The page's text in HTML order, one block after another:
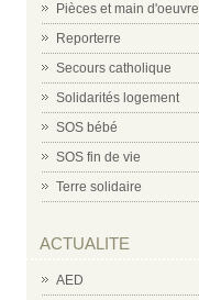
Pièces et main d'oeuvre
Reporterre
Secours catholique
Solidarités logement
SOS bébé
SOS fin de vie
Terre solidaire
ACTUALITE
AED